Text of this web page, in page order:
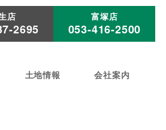
店
2695
富塚店
053-416-2500
土地情報 会社案内